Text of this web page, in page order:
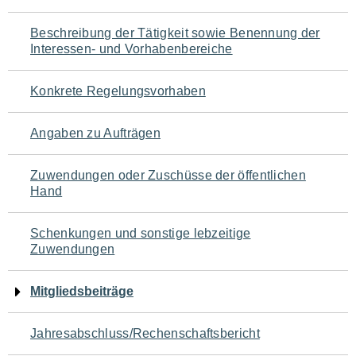
für
den
Seiteninhalt
Beschreibung der Tätigkeit sowie Benennung der
Interessen- und Vorhabenbereiche
Konkrete Regelungsvorhaben
Angaben zu Aufträgen
Zuwendungen oder Zuschüsse der öffentlichen
Hand
Schenkungen und sonstige lebzeitige
Zuwendungen
Mitgliedsbeiträge
Jahresabschluss/Rechenschaftsbericht